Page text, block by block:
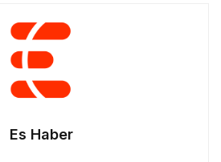
Es Haber